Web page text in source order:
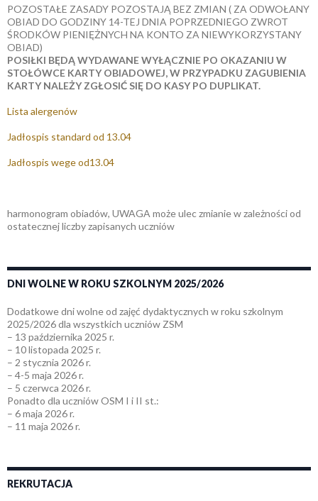
POZOSTAŁE ZASADY POZOSTAJĄ BEZ ZMIAN ( ZA ODWOŁANY
OBIAD DO GODZINY 14-TEJ DNIA POPRZEDNIEGO ZWROT
ŚRODKÓW PIENIĘŻNYCH NA KONTO ZA NIEWYKORZYSTANY
OBIAD)
POSIŁKI BĘDĄ WYDAWANE WYŁĄCZNIE PO OKAZANIU W
STOŁÓWCE KARTY OBIADOWEJ, W PRZYPADKU ZAGUBIENIA
KARTY NALEŻY ZGŁOSIĆ SIĘ DO KASY PO DUPLIKAT.
Lista alergenów
Jadłospis standard od 13.04
Jadłospis wege od13.04
harmonogram obiadów, UWAGA może ulec zmianie w zależności od
ostatecznej liczby zapisanych uczniów
DNI WOLNE W ROKU SZKOLNYM 2025/2026
Dodatkowe dni wolne od zajęć dydaktycznych w roku szkolnym
2025/2026 dla wszystkich uczniów ZSM
– 13 października 2025 r.
– 10 listopada 2025 r.
– 2 stycznia 2026 r.
– 4-5 maja 2026 r.
– 5 czerwca 2026 r.
Ponadto dla uczniów OSM I i II st.:
– 6 maja 2026 r.
– 11 maja 2026 r.
REKRUTACJA